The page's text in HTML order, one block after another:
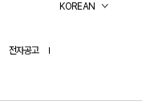
KOREAN
전자공고